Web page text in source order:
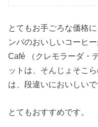
とてもお手ごろな価格
ンバのおいしいコーヒ
Café （クレモラーダ・
ットは、そんじょそこ
は、段違いにおいしいで
とてもおすすめです。